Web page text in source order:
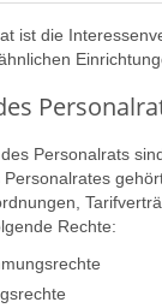
ist die
Personalrats
Rechte: